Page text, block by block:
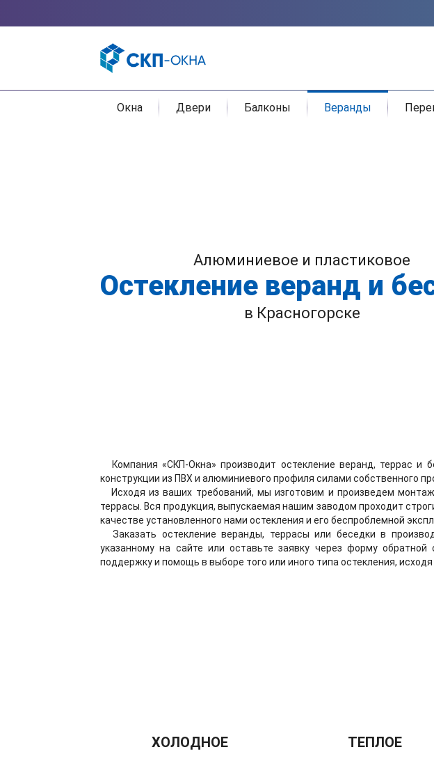
Окна Двери Балконы Веранды
Алюминиевое и пластиковое
Остекление веранд и
в Красногорске
Компания «СКП-Окна» производит остекление веранд, террас и
конструкции из ПВХ и алюминиевого профиля силами собственного
Исходя из ваших требований, мы изготовим и произведем
террасы. Вся продукция, выпускаемая нашим заводом проходит
качестве установленного нами остекления и его беспроблемной
Заказать остекление веранды, террасы или беседки в
указанному на сайте или оставьте заявку через форму
поддержку и помощь в выборе того или иного типа остекления,
ХОЛОДНОЕ ТЕПЛОЕ